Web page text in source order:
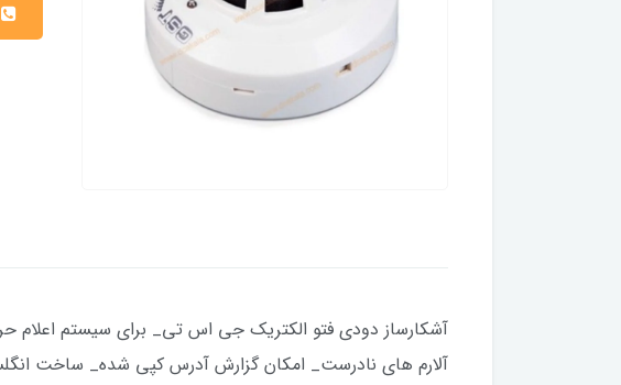
آشکارساز دودی فتو الکتریک جی اس تی_ برای سیستم اعلام